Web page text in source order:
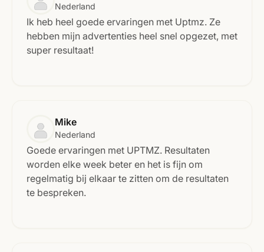
Nederland
Ik heb heel goede ervaringen met Uptmz. Ze
hebben mijn advertenties heel snel opgezet, met
super resultaat!
Mike
Nederland
Goede ervaringen met UPTMZ. Resultaten
worden elke week beter en het is fijn om
regelmatig bij elkaar te zitten om de resultaten
te bespreken.